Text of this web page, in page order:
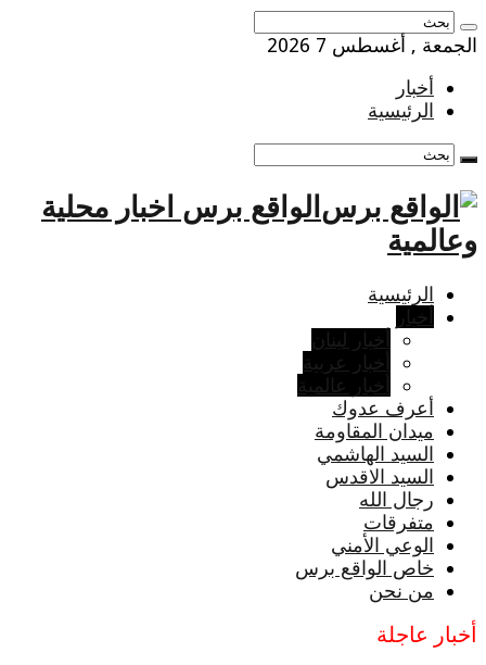
الجمعة , أغسطس 7 2026
أخبار
الرئيسية
الواقع برس اخبار محلية
وعالمية
الرئيسية
أخبار
أخبار لبنان
أخبار عربية
أخبار عالمية
أعرف عدوك
ميدان المقاومة
السيد الهاشمي
السيد الاقدس
رجال الله
متفرقات
الوعي الأمني
خاص الواقع برس
من نحن
أخبار عاجلة